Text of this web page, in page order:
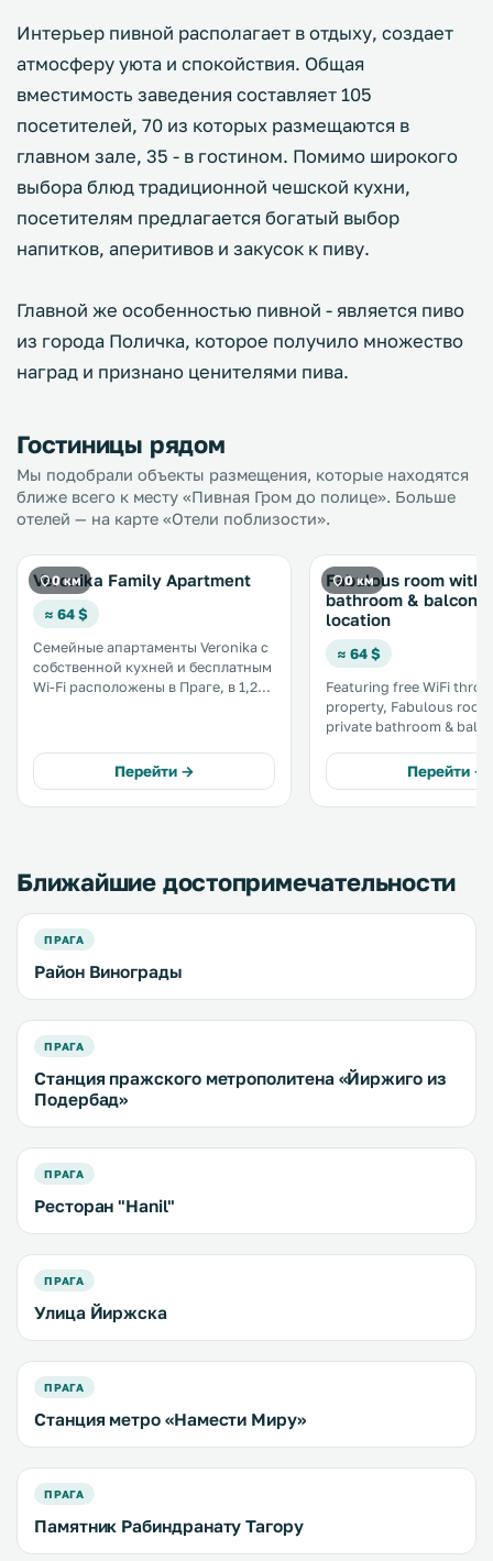
Интерьер пивной располагает в отдыху, создает
атмосферу уюта и спокойствия. Общая
вместимость заведения составляет 105
посетителей, 70 из которых размещаются в
главном зале, 35 - в гостином. Помимо широкого
выбора блюд традиционной чешской кухни,
посетителям предлагается богатый выбор
напитков, аперитивов и закусок к пиву.
Главной же особенностью пивной - является пиво
из города Поличка, которое получило множество
наград и признано ценителями пива.
Гостиницы рядом
Мы подобрали объекты размещения, которые находятся
ближе всего к месту «Пивная Гром до полице». Больше
отелей — на карте «Отели поблизости».
0 км
Veronika Family Apartment
≈ 64 $
Семейные апартаменты Veronika с
собственной кухней и бесплатным
Wi-Fi расположены в Праге, в 1,2
кофемашиной и чайником. .
Перейти →
0 км
Fabulous room with
bathroom &
location
≈ 64 $
Featuring free WiFi
property, Fabulous
private bathroom &
accommodation in Prague.
rooms have a seating
convenience. You will find a kettle in
Перейти →
Ближайшие достопримечательности
ПРАГА
Район Винограды
ПРАГА
Станция пражского метрополитена «Йиржиго из
Подербад»
ПРАГА
Ресторан "Hanil"
ПРАГА
Улица Йиржска
ПРАГА
Станция метро «Намести Миру»
ПРАГА
Памятник Рабиндранату Тагору